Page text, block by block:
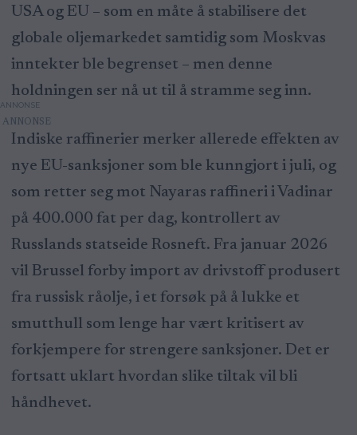
USA og EU – som en måte å stabilisere det
globale oljemarkedet samtidig som Moskvas
inntekter ble begrenset – men denne
holdningen ser nå ut til å stramme seg inn.
ANNONSE
Indiske raffinerier merker allerede effekten av
nye EU-sanksjoner som ble kunngjort i juli, og
som retter seg mot Nayaras raffineri i Vadinar
på 400.000 fat per dag, kontrollert av
Russlands statseide Rosneft. Fra januar 2026
vil Brussel forby import av drivstoff produsert
fra russisk råolje, i et forsøk på å lukke et
smutthull som lenge har vært kritisert av
forkjempere for strengere sanksjoner. Det er
fortsatt uklart hvordan slike tiltak vil bli
håndhevet.